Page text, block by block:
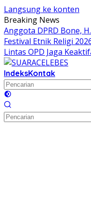
Langsung ke konten
Breaking News
Anggota DPRD Bone,
Festival Etnik Religi
Lintas OPD Jaga
IndeksKontak